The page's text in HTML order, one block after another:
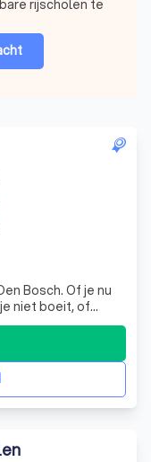
rijscholen te
Bosch. Of je nu
niet boeit, of
is — wij helpen
& faalangst.